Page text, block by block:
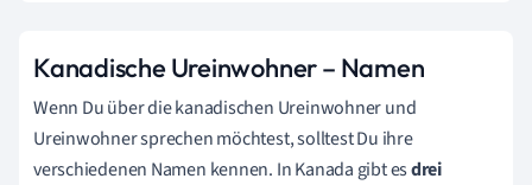
Kanadische Ureinwohner – Namen
Wenn Du über die kanadischen Ureinwohner und
Ureinwohner sprechen möchtest, solltest Du ihre
verschiedenen Namen kennen. In Kanada gibt esdrei